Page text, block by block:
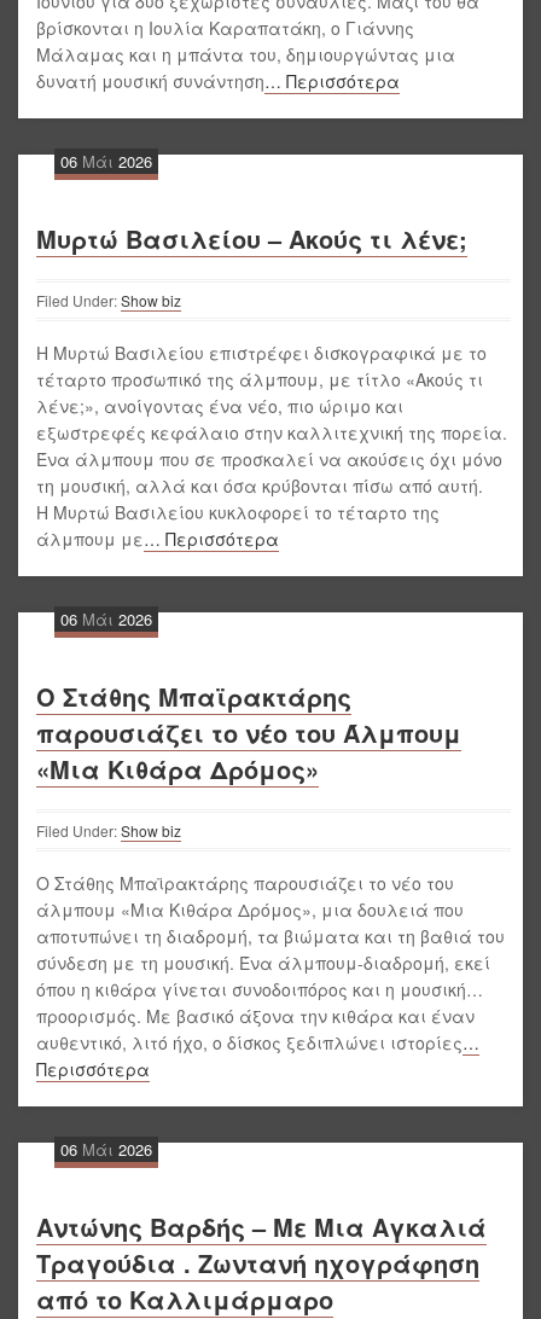
βρίσκονται η Ιουλία Καραπατάκη, ο Γιάννης
Μάλαμας και η μπάντα του, δημιουργώντας μια
δυνατή μουσική συνάντηση… Περισσότερα
06 Μάι 2026
Μυρτώ Βασιλείου – Ακούς τι λένε;
Filed Under:Show biz
Η Μυρτώ Βασιλείου επιστρέφει δισκογραφικά με το
τέταρτο προσωπικό της άλμπουμ, με τίτλο «Ακούς τι
λένε;», ανοίγοντας ένα νέο, πιο ώριμο και
εξωστρεφές κεφάλαιο στην καλλιτεχνική της πορεία.
Ένα άλμπουμ που σε προσκαλεί να ακούσεις όχι μόνο
τη μουσική, αλλά και όσα κρύβονται πίσω από αυτή.
Η Μυρτώ Βασιλείου κυκλοφορεί το τέταρτο της
άλμπουμ με… Περισσότερα
06 Μάι 2026
Ο Στάθης Μπαϊρακτάρης
παρουσιάζει το νέο του Άλμπουμ
«Μια Κιθάρα Δρόμος»
Filed Under:Show biz
Ο Στάθης Μπαϊρακτάρης παρουσιάζει το νέο του
άλμπουμ «Μια Κιθάρα Δρόμος», μια δουλειά που
αποτυπώνει τη διαδρομή, τα βιώματα και τη βαθιά του
σύνδεση με τη μουσική. Ένα άλμπουμ-διαδρομή, εκεί
όπου η κιθάρα γίνεται συνοδοιπόρος και η μουσική…
προορισμός. Με βασικό άξονα την κιθάρα και έναν
αυθεντικό, λιτό ήχο, ο δίσκος ξεδιπλώνει ιστορίες…
Περισσότερα
06 Μάι 2026
Αντώνης Βαρδής – Με Μια Αγκαλιά
Τραγούδια . Ζωντανή ηχογράφηση
από το Καλλιμάρμαρο